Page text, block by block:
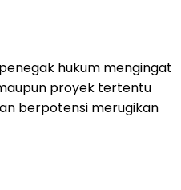
hukum mengingat
proyek tertentu
berpotensi merugikan